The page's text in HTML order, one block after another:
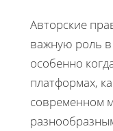
Авторские
важную роль
особенно
платформах,
современном